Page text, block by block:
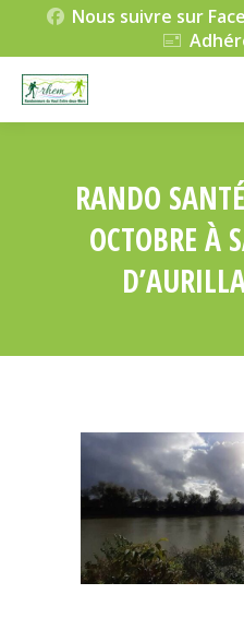
Nous suivre sur
RANDO
OCTOBRE À